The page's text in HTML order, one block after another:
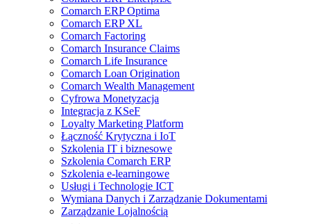
Comarch ERP Optima
Comarch ERP XL
Comarch Factoring
Comarch Insurance Claims
Comarch Life Insurance
Comarch Loan Origination
Comarch Wealth Management
Cyfrowa Monetyzacja
Integracja z KSeF
Loyalty Marketing Platform
Łączność Krytyczna i IoT
Szkolenia IT i biznesowe
Szkolenia Comarch ERP
Szkolenia e-learningowe
Usługi i Technologie ICT
Wymiana Danych i Zarządzanie Dokumentami
Zarządzanie Lojalnością